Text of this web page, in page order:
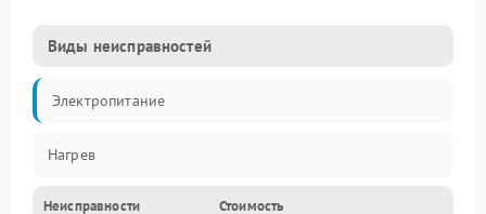
Виды неисправностей
Электропитание
Нагрев
Неисправности Стоимость